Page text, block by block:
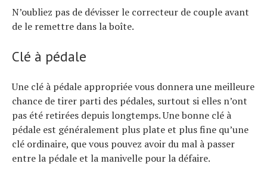
N’oubliez pas de dévisser le correcteur de couple avant
de le remettre dans la boîte.
Clé à pédale
Une clé à pédale appropriée vous donnera une meilleure
chance de tirer parti des pédales, surtout si elles n’ont
pas été retirées depuis longtemps. Une bonne clé à
pédale est généralement plus plate et plus fine qu’une
clé ordinaire, que vous pouvez avoir du mal à passer
entre la pédale et la manivelle pour la défaire.